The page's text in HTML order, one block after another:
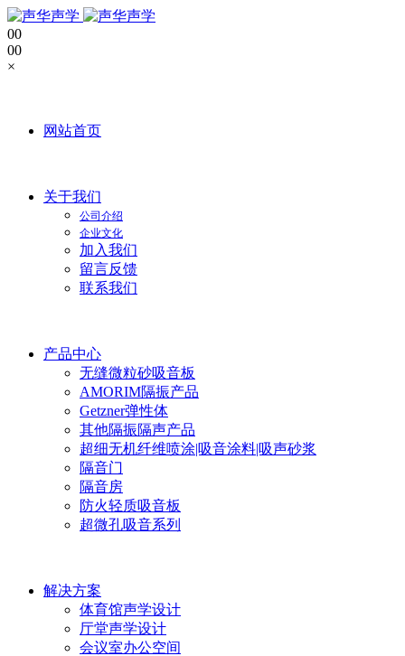
00
00
×
网站首页
关于我们
公司介绍
企业文化
加入我们
留言反馈
联系我们
产品中心
无缝微粒砂吸音板
AMORIM隔振产品
Getzner弹性体
其他隔振隔声产品
超细无机纤维喷涂|吸音涂料|吸声砂浆
隔音门
隔音房
防火轻质吸音板
超微孔吸音系列
解决方案
体育馆声学设计
厅堂声学设计
会议室办公空间